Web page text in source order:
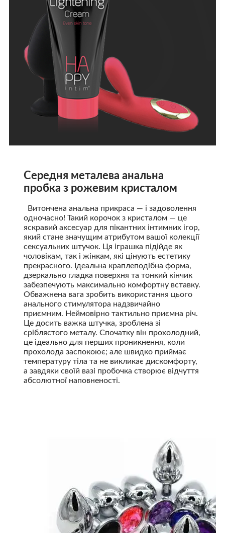
Середня металева анальна
пробка з рожевим кристалом
Витончена анальна прикраса — і задоволення
одночасно! Такий корочок з кристалом — це
яскравий аксесуар для пікантних інтимних ігор,
який стане значущим атрибутом вашої колекції
сексуальних штучок. Ця іграшка підійде як
чоловікам, так і жінкам, які цінують естетику
прекрасного. Ідеальна краплеподібна форма,
дзеркально гладка поверхня та тонкий кінчик
забезпечують максимально комфортну вставку.
Обважнена вага зробить використання цього
анального стимулятора надзвичайно
приємним. Неймовірно тактильно приємна річ.
Це досить важка штучка, зроблена зі
сріблястого металу. Спочатку він прохолодний,
це ідеально для перших проникнення, коли
прохолода заспокоює; але швидко приймає
температуру тіла та не викликає дискомфорту,
а завдяки своїй вазі пробочка створює відчуття
абсолютної наповненості.